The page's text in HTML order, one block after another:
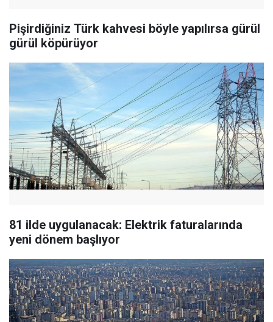
Pişirdiğiniz Türk kahvesi böyle yapılırsa gürül
gürül köpürüyor
81 ilde uygulanacak: Elektrik faturalarında
yeni dönem başlıyor